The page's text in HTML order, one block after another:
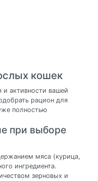
кошек
активности вашей
рацион для
полностью
при выборе
мяса (курица,
ингредиента.
зерновых и